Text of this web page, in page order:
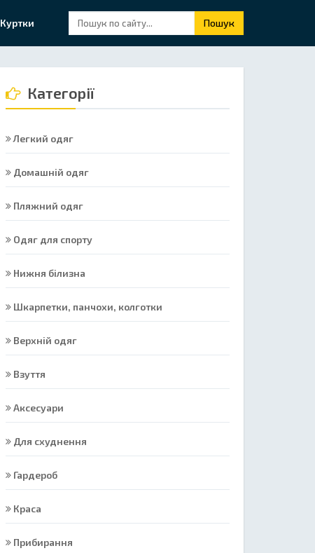
Куртки Пошук
Категорії
Легкий одяг
Домашній одяг
Пляжний одяг
Одяг для спорту
Нижня білизна
Шкарпетки, панчохи, колготки
Верхній одяг
Взуття
Аксесуари
Для схуднення
Гардероб
Краса
Прибирання